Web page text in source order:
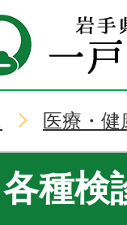
医療・健
種検